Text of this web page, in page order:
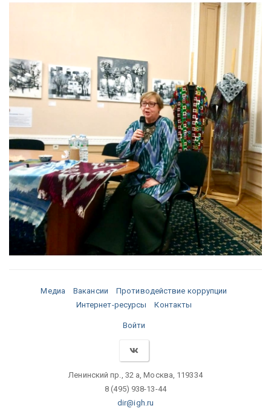
Медиа Вакансии
Противодействие коррупции
Интернет-ресурсы
Контакты
Войти
Ленинский пр., 32 а, Москва, 119334
8 (495) 938-13-44
dir@igh.ru